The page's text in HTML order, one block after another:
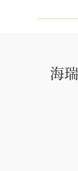
海